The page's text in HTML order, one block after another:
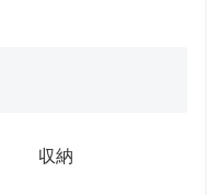
収納